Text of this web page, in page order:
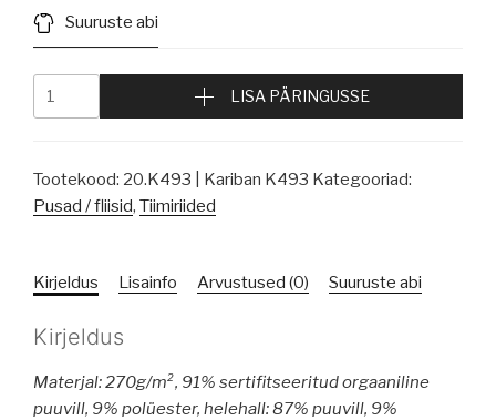
Suuruste abi
LISA PÄRINGUSSE
Tootekood: 20.K493 | Kariban K493 Kategooriad:
Pusad / fliisid, Tiimiriided
Kirjeldus Lisainfo Arvustused (0) Suuruste abi
Kirjeldus
Materjal: 270g/m², 91% sertifitseeritud orgaaniline
puuvill, 9% polüester, helehall: 87% puuvill, 9%